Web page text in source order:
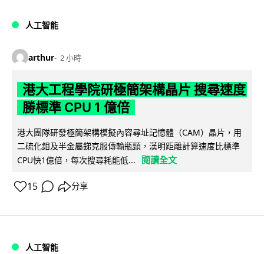
人工智能
arthur 2 小時
港大工程學院研極簡架構晶片 搜尋速度
勝標準 CPU 1 億倍
港大團隊研發極簡架構模擬內容尋址記憶體（CAM）晶片，用
二硫化鉬及半金屬銻克服傳輸瓶頸，漢明距離計算速度比標準
CPU快1億倍，每次搜尋耗能低...
閱讀全文
15 分享
人工智能